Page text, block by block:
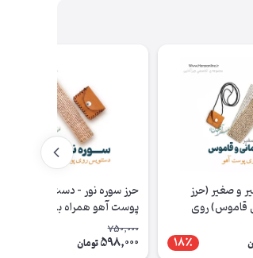
و صغیر (حرز
قاموس) روی
18٪
حرز سوره نور – دست‌نویس روی
پوست آهو همراه با گردن‌آویز
چرمی
750,000
598,000تومان